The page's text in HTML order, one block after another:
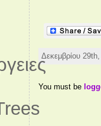
Δεκεμβρίου 29th,
You must be